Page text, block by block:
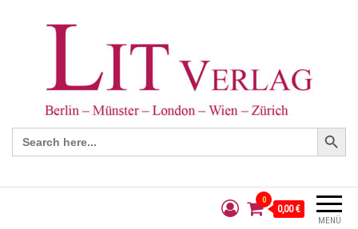
Search
for:
Search Button
MENÜ
0
0,00 €